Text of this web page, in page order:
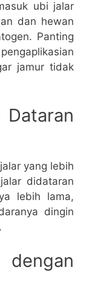
ubi jalar
dan hewan
Panting
jamur tidak
yang lebih
didataran
lebih lama,
dingin